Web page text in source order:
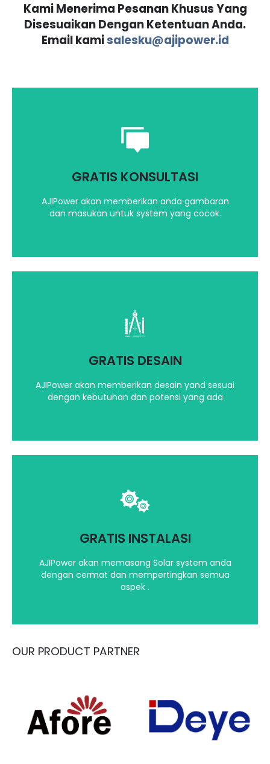
Kami Menerima Pesanan Khusus Yang
Disesuaikan Dengan Ketentuan Anda.
Email kamisalesku@ajipower.id
GRATIS KONSULTASI
AJIPower akan memberikan anda gambaran
dan masukan untuk system yang cocok.
Saran dan masukan yang terbaik untuk
kebutuhan Anda
Hubungi kami
GRATIS DESAIN
AJIPower akan memberikan desain yand sesuai
dengan kebutuhan dan potensi yang ada
Dengan Software, Teknologi yang terbaru dan
canggih kami akan berikan ilustrasi desain yang
Hubungi kami
GRATIS INSTALASI
AJIPower akan memasang Solar system anda
dengan cermat dan mempertingkan semua
aspek .
Kami akan mempertimbangkan segala aspek
Hubungi kami
OUR PRODUCT PARTNER